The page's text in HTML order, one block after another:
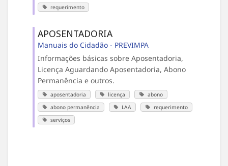
requerimento
APOSENTADORIA
Manuais do Cidadão - PREVIMPA
Informações básicas sobre Aposentadoria,
Licença Aguardando Aposentadoria, Abono
Permanência e outros.
aposentadoria licença
abono
abono permanência
LAA
requerimento
serviços